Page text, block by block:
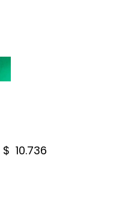
$ 10.736